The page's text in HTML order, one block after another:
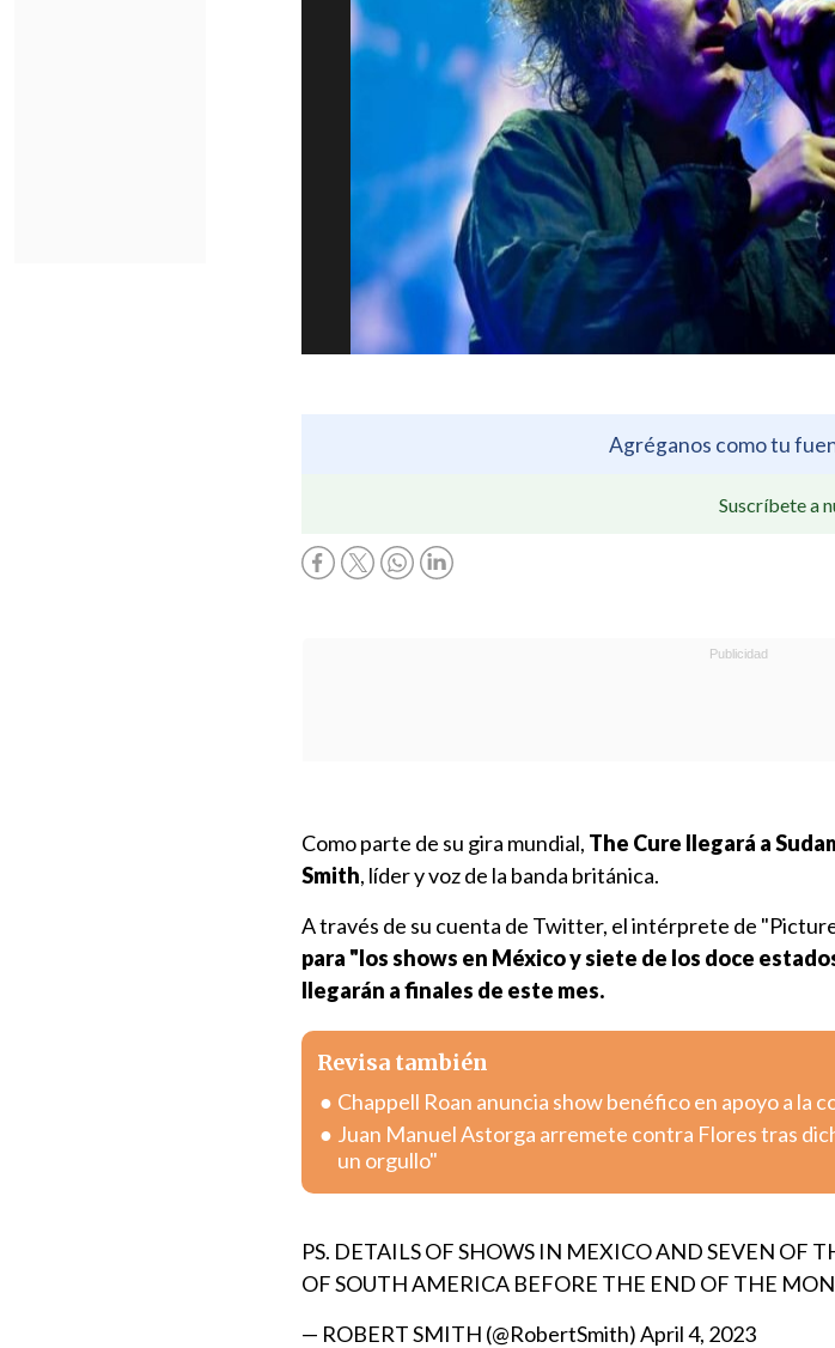
Agréganos como tu
Suscríbete a
Como parte de su gira mundial, The Cure llegará a
Smith, líder y voz de la banda británica.
A través de su cuenta de Twitter, el intérprete de
para "los shows en México y siete de los doce
llegarán a finales de este mes.
Revisa también
Chappell Roan anuncia show benéfico en apoyo a la
Juan Manuel Astorga arremete contra Flores tras
un orgullo"
PS. DETAILS OF SHOWS IN MEXICO AND SEVEN OF
OF SOUTH AMERICA BEFORE THE END OF THE
— ROBERT SMITH (@RobertSmith)April 4, 2023